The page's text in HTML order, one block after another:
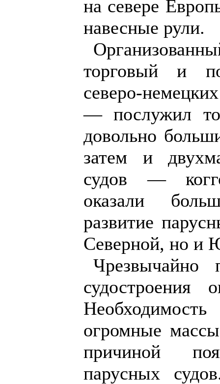
на севере
навесные рули.
торговый и
северо-
— послужил
довольно
затем и
судов —
оказали
развитие
Северной, но и
Чрезвычайно
судостроения
огромные
причиной
парусных